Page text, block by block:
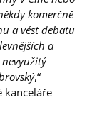
komerčně
a vést debatu
a
,“
kanceláře